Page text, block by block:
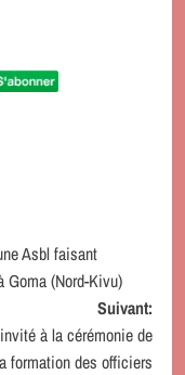
Asbl faisant
Goma (Nord-Kivu)
Suivant:
à la cérémonie de
formation des officiers